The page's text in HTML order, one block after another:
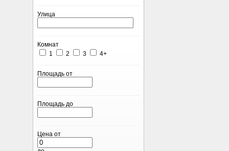
Улица
Комнат
1
2 3 4+
Площадь от
Площадь до
Цена от